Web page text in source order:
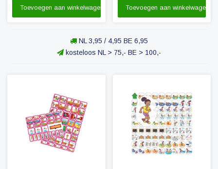
serie en in een ruime
Toevoegen aan winkelwagen Toevoegen aan winkelwagen
NL 3,95 / 4,95 BE 6,95
kosteloos NL > 75,- BE > 100,-